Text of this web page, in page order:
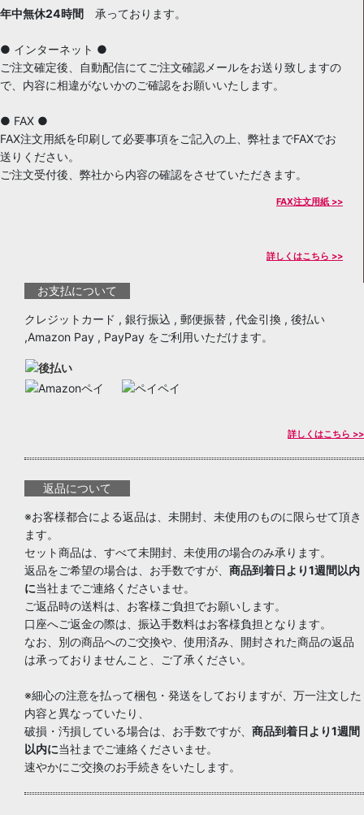
年中無休24時間 承っております。
● インターネット ●
ご注文確定後、自動配信にてご注文確認メールをお送り致しますの
で、内容に相違がないかのご確認をお願いいたします。
● FAX ●
FAX注文用紙を印刷して必要事項をご記入の上、弊社までFAXでお
送りください。
ご注文受付後、弊社から内容の確認をさせていただきます。
FAX注文用紙 >>
詳しくはこちら >>
お支払について
クレジットカード , 銀行振込 , 郵便振替 , 代金引換 , 後払い
,Amazon Pay , PayPay をご利用いただけます。
詳しくはこちら >>
返品について
※お客様都合による返品は、未開封、未使用のものに限らせて頂き
ます。
セット商品は、すべて未開封、未使用の場合のみ承ります。
返品をご希望の場合は、お手数ですが、 商品到着日より1週間以内
に当社までご連絡くださいませ。
ご返品時の送料は、お客様ご負担でお願いします。
口座へご返金の際は、振込手数料はお客様負担となります。
なお、別の商品へのご交換や、使用済み、開封された商品の返品
は承っておりませんこと、ご了承ください。
※細心の注意を払って梱包・発送をしておりますが、万一注文した
内容と異なっていたり、
破損・汚損している場合は、お手数ですが、 商品到着日より1週間
以内に当社までご連絡くださいませ。
速やかにご交換のお手続きをいたします。